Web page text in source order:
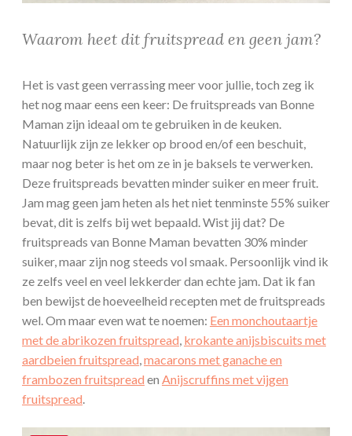
Waarom heet dit fruitspread en geen jam?
Het is vast geen verrassing meer voor jullie, toch zeg ik
het nog maar eens een keer: De fruitspreads van Bonne
Maman zijn ideaal om te gebruiken in de keuken.
Natuurlijk zijn ze lekker op brood en/of een beschuit,
maar nog beter is het om ze in je baksels te verwerken.
Deze fruitspreads bevatten minder suiker en meer fruit.
Jam mag geen jam heten als het niet tenminste 55% suiker
bevat, dit is zelfs bij wet bepaald. Wist jij dat? De
fruitspreads van Bonne Maman bevatten 30% minder
suiker, maar zijn nog steeds vol smaak. Persoonlijk vind ik
ze zelfs veel en veel lekkerder dan echte jam. Dat ik fan
ben bewijst de hoeveelheid recepten met de fruitspreads
wel. Om maar even wat te noemen: Een monchoutaartje
met de abrikozen fruitspread, krokante anijsbiscuits met
aardbeien fruitspread,macarons met ganache en
frambozen fruitspread en Anijscruffins met vijgen
fruitspread.